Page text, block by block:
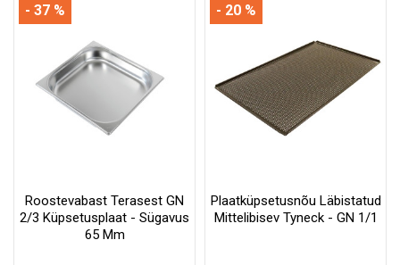
Roostevabast Terasest GN
2/3 Küpsetusplaat - Sügavus
65 Mm
- 37 %
Plaatküpsetusnõu Läbistatud
Mittelibisev Tyneck - GN 1/1
- 20 %